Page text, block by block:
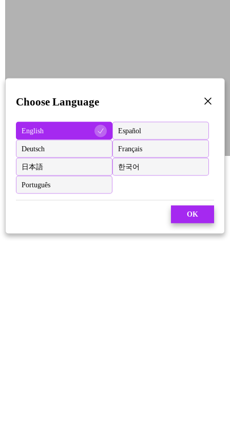
Choose Language
English Español
Deutsch Français
日本語 한국어
Português
OK